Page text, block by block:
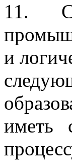
11.
и
иметь